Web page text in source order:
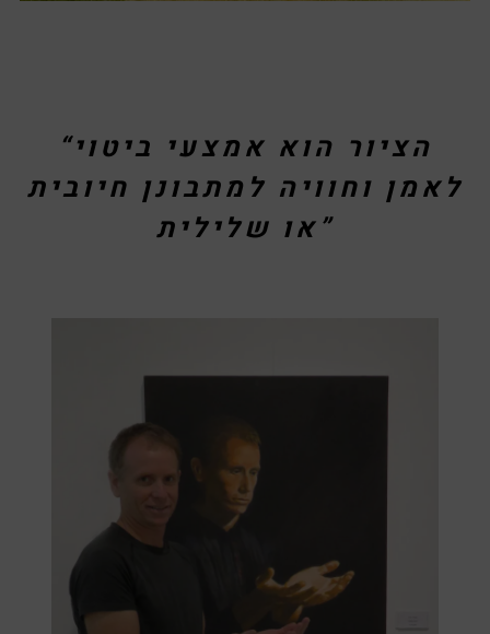
“הציור הוא אמצעי ביטוי
לאמן וחוויה למתבונן חיובית
או שלילית”